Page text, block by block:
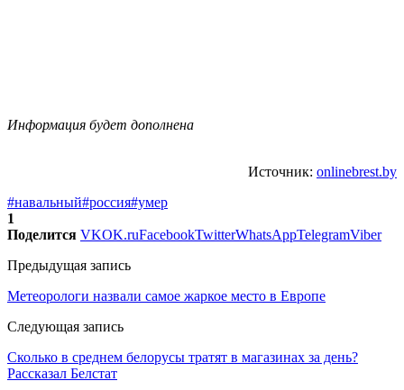
Информация будет дополнена
Источник: onlinebrest.by
#навальный#россия#умер
1
Поделится VKOK.ruFacebookTwitterWhatsAppTelegramViber
Предыдущая запись
Метеорологи назвали самое жаркое место в Европе
Следующая запись
Сколько в среднем белорусы тратят в магазинах за день?
Рассказал Белстат